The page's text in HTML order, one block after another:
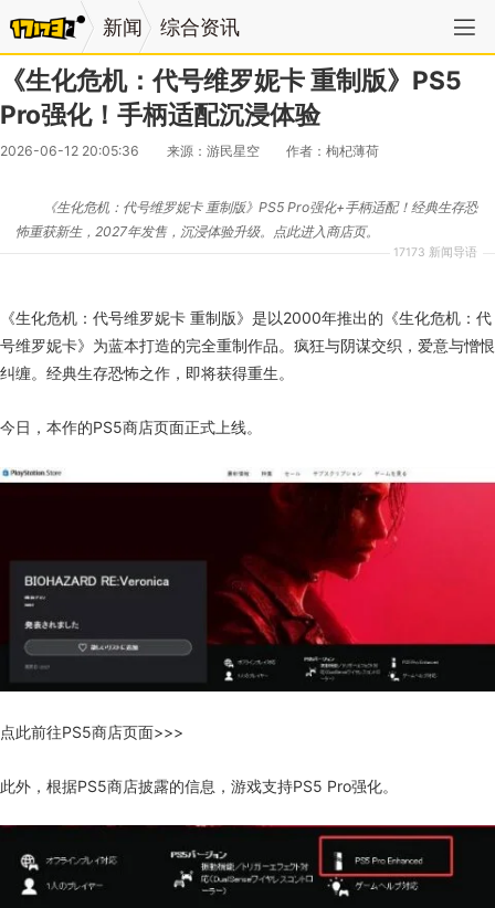
新闻 综合资讯
《生化危机：代号维罗妮卡 重制版》PS5
Pro强化！手柄适配沉浸体验
2026-06-12 20:05:36 来源：游民星空 作者：枸杞薄荷
17173 新闻导语
《生化危机：代号维罗妮卡 重制版》PS5 Pro强化+手柄适配！经典生存恐
怖重获新生，2027年发售，沉浸体验升级。点此进入商店页。
《生化危机：代号维罗妮卡 重制版》是以2000年推出的《生化危机：代
号维罗妮卡》为蓝本打造的完全重制作品。疯狂与阴谋交织，爱意与憎恨
纠缠。经典生存恐怖之作，即将获得重生。
今日，本作的PS5商店页面正式上线。
点此前往PS5商店页面>>>
此外，根据PS5商店披露的信息，游戏支持PS5 Pro强化。